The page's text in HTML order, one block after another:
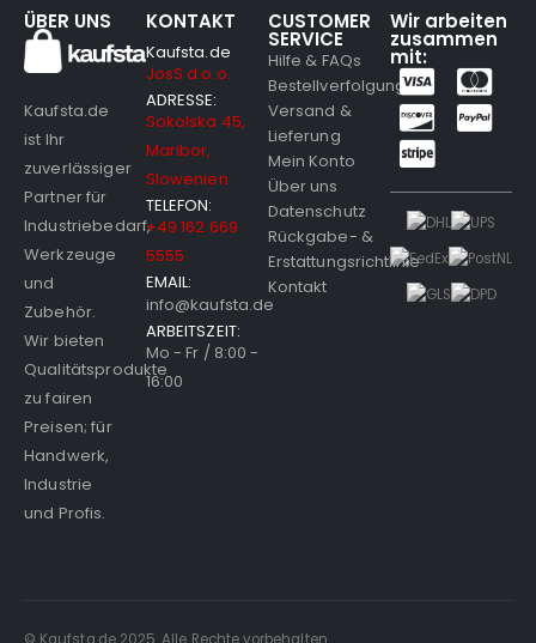
Kaufsta.de
ist Ihr
zuverlässiger
Partner für
Industriebedarf,
Werkzeuge
und
Zubehör.
Wir bieten
Qualitätsprodukte
zu fairen
Preisen; für
Handwerk,
Industrie
und Profis.
Kaufsta.de
JosS d.o.o.
ADRESSE:
Sokolska 45,
Maribor,
Slowenien
TELEFON:
+49 162 669
5555
info@kaufsta.de
ARBEITSZEIT:
Mo - Fr / 8:00 -
16:00
Hilfe & FAQs
Bestellverfolgung
Versand &
Lieferung
Mein Konto
Über uns
Datenschutz
Rückgabe- &
Erstattungsrichtlinie
Kontakt
mit: